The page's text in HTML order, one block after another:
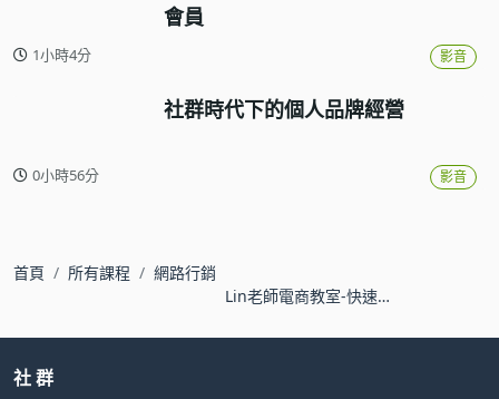
會員
1小時4分 影音
社群時代下的個人品牌經營
0小時56分 影音
首頁 所有課程
網路行銷
Lin老師電商教室-快速建
社 群